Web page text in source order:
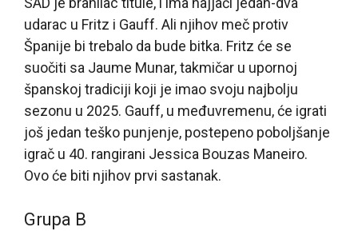
udarac u Fritz i Gauff. Ali njihov meč protiv
Španije bi trebalo da bude bitka. Fritz će se
suočiti sa Jaume Munar, takmičar u upornoj
španskoj tradiciji koji je imao svoju najbolju
sezonu u 2025. Gauff, u međuvremenu, će igrati
još jedan teško punjenje, postepeno poboljšanje
igrač u 40. rangirani Jessica Bouzas Maneiro.
Ovo će biti njihov prvi sastanak.
Grupa B